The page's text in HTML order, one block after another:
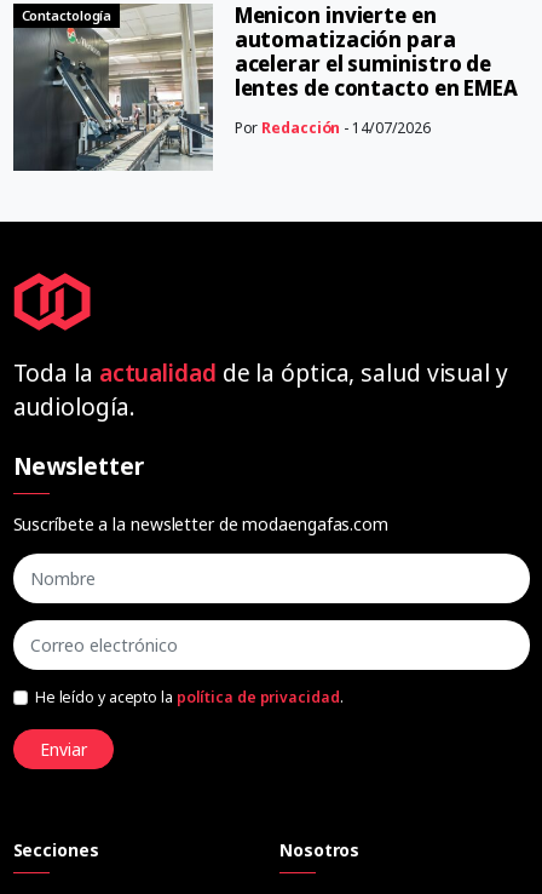
Contactología
Menicon invierte en
automatización para
acelerar el suministro de
lentes de contacto en EMEA
Por Redacción - 14/07/2026
Toda la actualidad de la óptica, salud visual y
audiología.
Newsletter
Suscríbete a la newsletter de modaengafas.com
He leído y acepto la política de privacidad.
Enviar
Secciones Nosotros